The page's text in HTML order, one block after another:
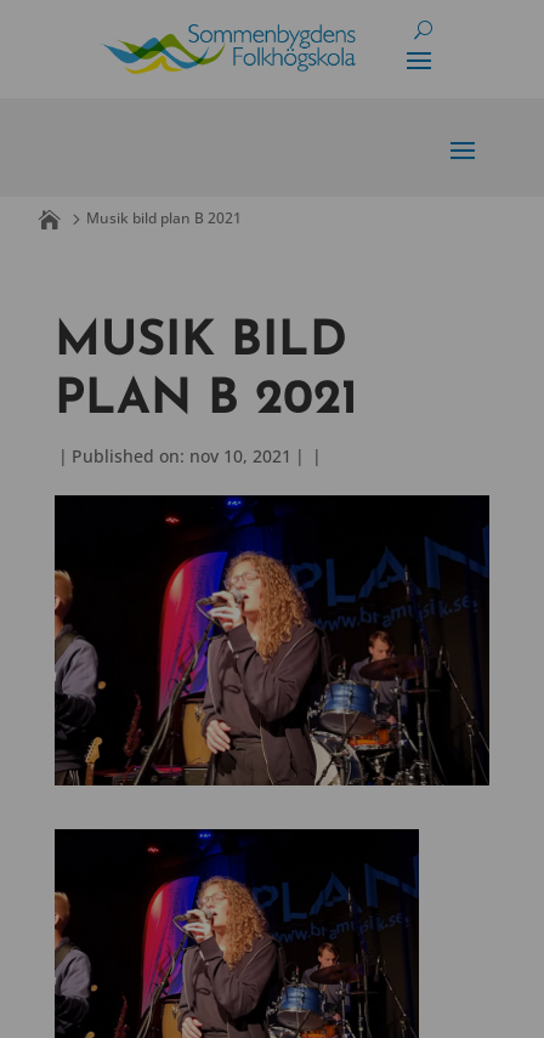
Musik bild plan B 2021
MUSIK BILD
PLAN B 2021
| Published on: nov 10, 2021 | |